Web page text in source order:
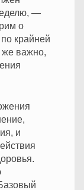
—
о
крайней
же важно,
и